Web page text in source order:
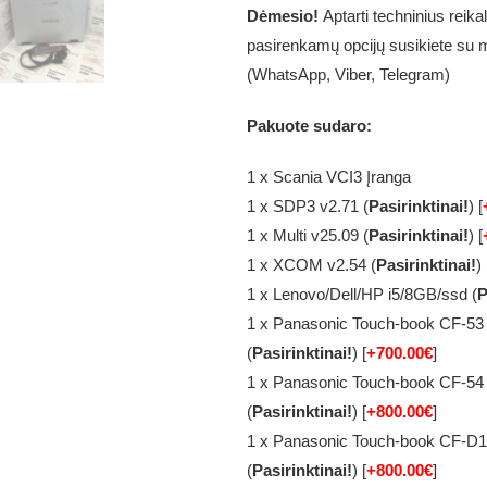
Dėmesio! Aptarti techninius
pasirenkamų opcijų susikiete su
(WhatsApp, Viber, Telegram)
Pakuote sudaro:
1 x Scania VCI3 Įranga
1 x SDP3 v2.71 (Pasirinktinai!) [
1 x Multi v25.09 (Pasirinktinai!) [
1 x XCOM v2.54 (Pasirinktinai!)
1 x Lenovo/Dell/HP i5/8GB/ssd (
1 x Panasonic Touch-book CF-
(Pasirinktinai!) [+700.00€]
1 x Panasonic Touch-book CF-
(Pasirinktinai!) [+800.00€]
1 x Panasonic Touch-book CF-
(Pasirinktinai!) [+800.00€]